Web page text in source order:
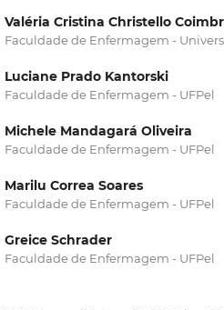
Valéria Cristina Christello
Faculdade de Enfermagem -
Luciane Prado Kantorski
Faculdade de Enfermagem - UFPel
Michele Mandagará Oliveira
Faculdade de Enfermagem - UFPel
Marilu Correa Soares
Faculdade de Enfermagem - UFPel
Greice Schrader
Faculdade de Enfermagem - UFPel